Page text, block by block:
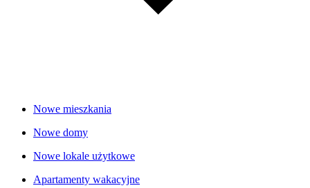
Nowe mieszkania
Nowe domy
Nowe lokale użytkowe
Apartamenty wakacyjne